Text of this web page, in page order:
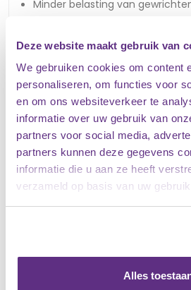
Deze website maakt gebruik van
We gebruiken cookies om content
personaliseren, om functies voor
en om ons websiteverkeer te
informatie over uw gebruik van
partners voor social media,
partners kunnen deze gegevens
informatie die u aan ze heeft
verzameld op basis van uw
Alles
Minder belasting van
Extra ontspanning tijdens de
Dit maakt de Lenno geschikt voor
buikslapers.
Een fris slaapklimaat
ventilatie
Een aangenaam slaapklimaat
bij goed slapen. Daarom is de
opbergruimte Lenno 140x200
De open structuur van de